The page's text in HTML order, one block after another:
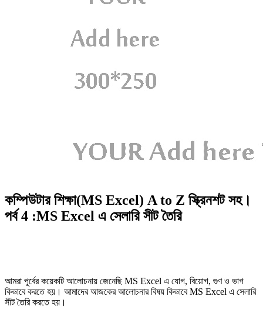
কম্পিউটার শিক্ষা(MS Excel) A to Z স্ক্রিনশট সহ।
পর্ব 4 :MS Excel এ সেলারি সীট তৈরি
আমরা পূর্বের কয়েকটি আলোচনায় জেনেছি MS Excel এ যোগ, বিয়োগ, গুণ ও ভাগ
কিভাবে করতে হয়। আমাদের আজকের আলোচনার বিষয় কিভাবে MS Excel এ সেলারি
সীট তৈরি করতে হয়।